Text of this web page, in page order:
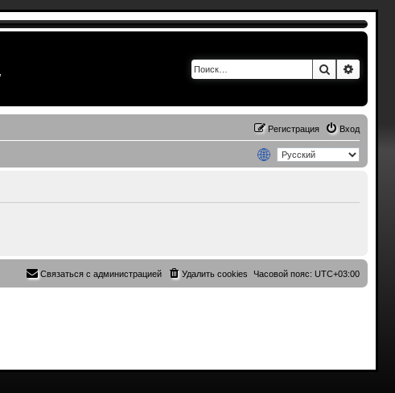
Поиск
Вход
Регистрация
Часовой пояс:UTC+03:00
Удалить cookies
Связаться с администрацией